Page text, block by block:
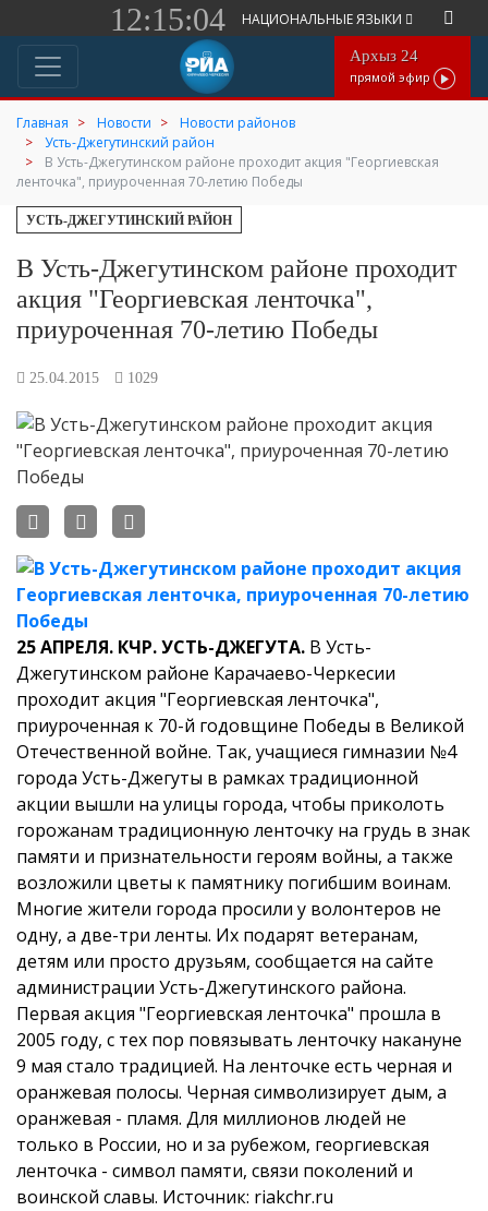
12:15:04 НАЦИОНАЛЬНЫЕ ЯЗЫКИ
Архыз 24
прямой эфир
Главная Новости
Новости районов
Усть-Джегутинский район
В Усть-Джегутинском районе проходит акция "Георгиевская
ленточка", приуроченная 70-летию Победы
УСТЬ-ДЖЕГУТИНСКИЙ РАЙОН
В Усть-Джегутинском районе проходит
акция "Георгиевская ленточка",
приуроченная 70-летию Победы
25.04.2015 1029
25 АПРЕЛЯ. КЧР. УСТЬ-ДЖЕГУТА. В Усть-
Джегутинском районе Карачаево-Черкесии
проходит акция "Георгиевская ленточка",
приуроченная к 70-й годовщине Победы в Великой
Отечественной войне. Так, учащиеся гимназии №4
города Усть-Джегуты в рамках традиционной
акции вышли на улицы города, чтобы приколоть
горожанам традиционную ленточку на грудь в знак
памяти и признательности героям войны, а также
возложили цветы к памятнику погибшим воинам.
Многие жители города просили у волонтеров не
одну, а две-три ленты. Их подарят ветеранам,
детям или просто друзьям, сообщается на сайте
администрации Усть-Джегутинского района.
Первая акция "Георгиевская ленточка" прошла в
2005 году, с тех пор повязывать ленточку накануне
9 мая стало традицией. На ленточке есть черная и
оранжевая полосы. Черная символизирует дым, а
оранжевая - пламя. Для миллионов людей не
только в России, но и за рубежом, георгиевская
ленточка - символ памяти, связи поколений и
воинской славы. Источник: riakchr.ru